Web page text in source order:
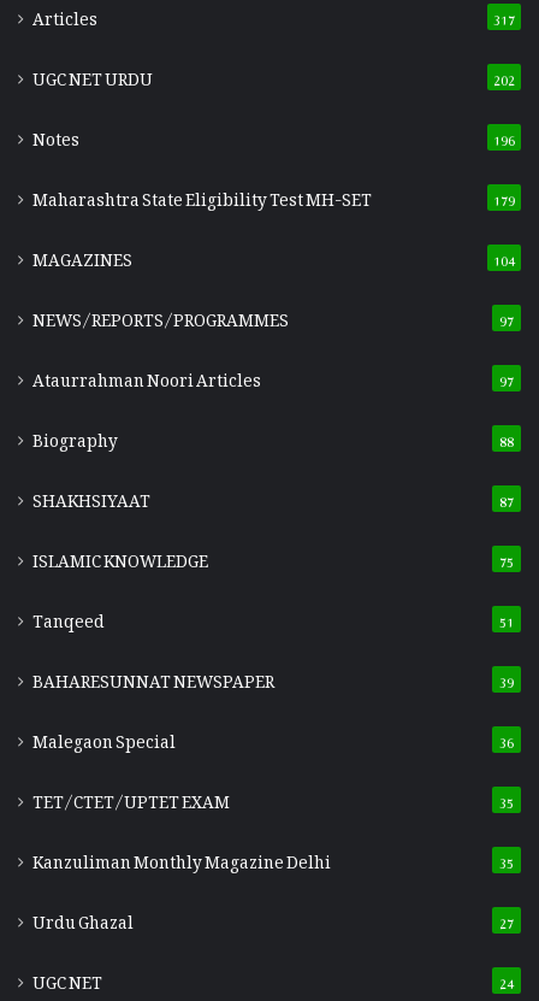
Articles 317
UGC NET URDU 202
Notes 196
Maharashtra State Eligibility TestMH-SET 179
MAGAZINES 104
NEWS/REPORTS/PROGRAMMES 97
Ataurrahman Noori Articles 97
Biography 88
SHAKHSIYAAT 87
ISLAMIC KNOWLEDGE 75
Tanqeed 51
BAHARESUNNAT NEWSPAPER 39
Malegaon Special 36
TET/CTET/UPTET EXAM 35
Kanzuliman Monthly Magazine Delhi 35
Urdu Ghazal 27
UGC NET 24